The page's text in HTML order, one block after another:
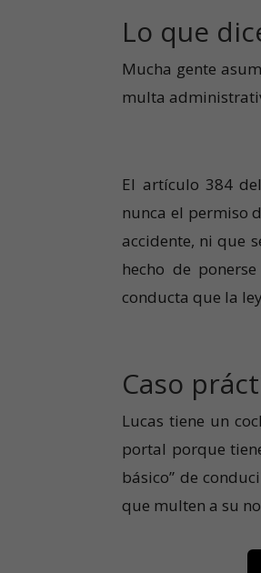
Lo que
Mucha gente
multa
El artículo 384
nunca el permiso
accidente, ni que
hecho de
conducta que la
Caso
Lucas tiene un
portal porque
básico” de
que multen a su